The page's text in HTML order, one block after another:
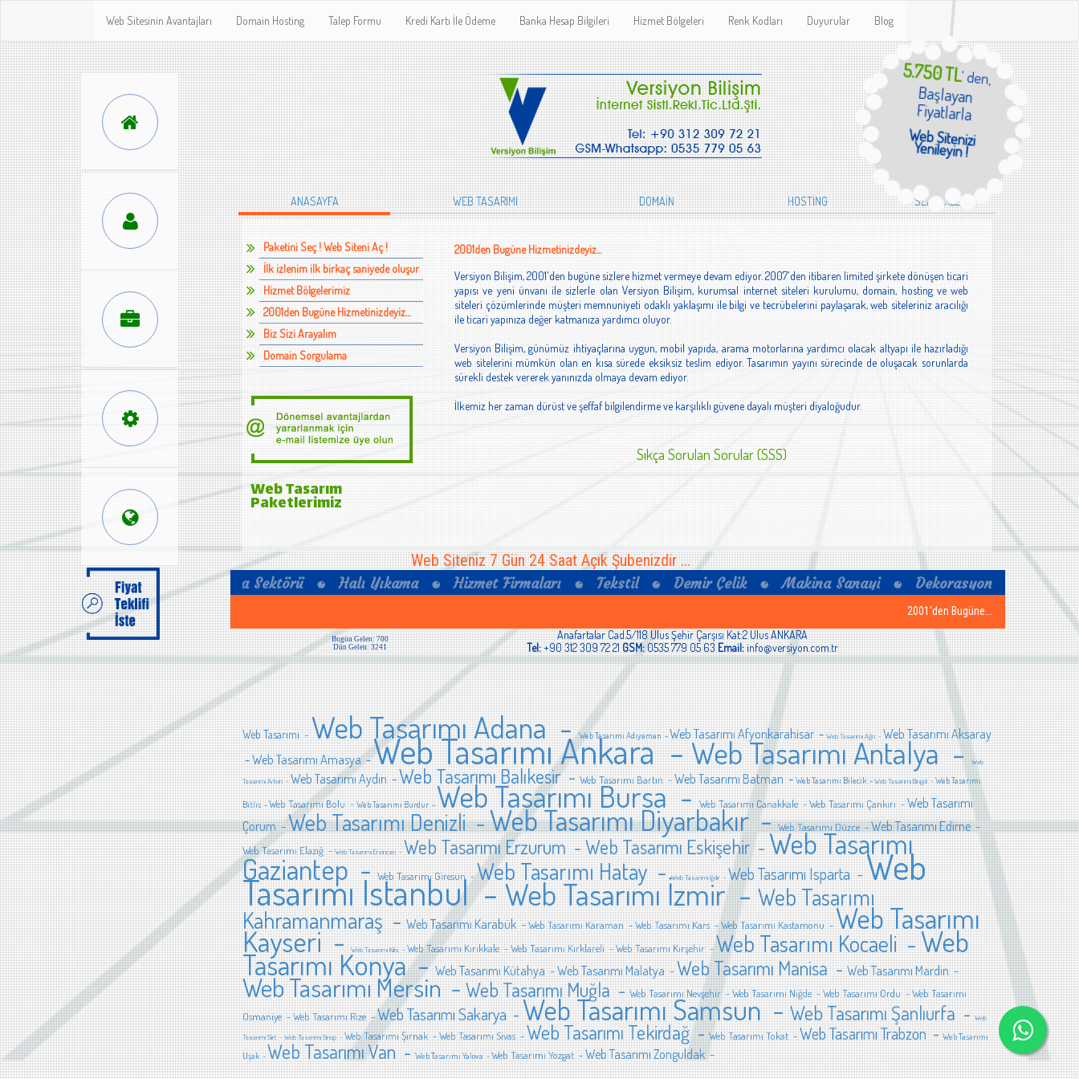
5.750 TL' den,
Başlayan
Fiyatlarla
Web Sitenizi
Yenileyin !
Web Sitesinin Avantajları Domain Hosting Talep Formu Kredi Kartı İle Ödeme Banka Hesap Bilgileri Hizmet Bölgeleri Renk Kodları Duyurular Blog
ANASAYFA WEB TASARIMI DOMAİN HOSTİNG SEKTÖRLER
Paketini Seç ! Web Siteni Aç !
İlk izlenim ilk birkaç saniyede oluşur
Hizmet Bölgelerimiz
2001den Bugüne Hizmetinizdeyiz...
Biz Sizi Arayalım
Domain Sorgulama
Web Tasarım
Paketlerimiz
2001den Bugüne Hizmetinizdeyiz...
Versiyon Bilişim, 2001'den bugüne sizlere hizmet vermeye devam ediyor. 2007'den itibaren limited şirkete dönüşen ticari
yapısı ve yeni ünvanı ile sizlerle olan Versiyon Bilişim, kurumsal internet siteleri kurulumu, domain, hosting ve web
siteleri çözümlerinde müşteri memnuniyeti odaklı yaklaşımı ile bilgi ve tecrübelerini paylaşarak, web siteleriniz aracılığı
ile ticari yapınıza değer katmanıza yardımcı oluyor.
Versiyon Bilişim, günümüz ihtiyaçlarına uygun, mobil yapıda, arama motorlarına yardımcı olacak altyapı ile hazırladığı
web sitelerini mümkün olan en kısa sürede eksiksiz teslim ediyor. Tasarımın yayını sürecinde de oluşacak sorunlarda
sürekli destek vererek yanınızda olmaya devam ediyor.
İlkemiz her zaman dürüst ve şeffaf bilgilendirme ve karşılıklı güvene dayalı müşteri diyaloğudur.
Sıkça Sorulan Sorular (SSS)
Web Siteniz 7 Gün 24 Saat Açık Şubenizdir ...
2001'den Bugüne...
Anafartalar Cad.5/118 Ulus Şehir Çarşısı Kat:2 Ulus ANKARA
Tel:+90 312 309 72 21GSM:0535 779 05 63Email:info@versiyon.com.tr
Web Tasarımı -Web Tasarımı Adana -Web Tasarımı Adıyaman -Web Tasarımı Afyonkarahisar -Web Tasarımı Ağrı -Web Tasarımı Aksaray
-Web Tasarımı Amasya -Web Tasarımı Ankara -Web Tasarımı Antalya -Web
Tasarımı Artvin -Web Tasarımı Aydın -Web Tasarımı Balıkesir -Web Tasarımı Bartın -Web Tasarımı Batman -Web Tasarımı Bilecik -Web Tasarımı Bingöl -Web Tasarımı
Bitlis -Web Tasarımı Bolu -Web Tasarımı Burdur -Web Tasarımı Bursa -Web Tasarımı Canakkale -Web Tasarımı Çankırı -Web Tasarımı
Çorum -Web Tasarımı Denizli -Web Tasarımı Diyarbakır -Web Tasarımı Düzce -Web Tasarımı Edirne -
Web Tasarımı Elazığ -Web Tasarımı Erzincan -Web Tasarımı Erzurum -Web Tasarımı Eskişehir -Web Tasarımı
Gaziantep -Web Tasarımı Giresun -Web Tasarımı Hatay -Web Tasarımı Iğdır -Web Tasarımı Isparta -Web
Tasarımı Istanbul -Web Tasarımı İzmir -Web Tasarımı
Kahramanmaraş -Web Tasarımı Karabük -Web Tasarımı Karaman -Web Tasarımı Kars -Web Tasarımı Kastamonu -Web Tasarımı
Kayseri -Web Tasarımı Kilis -Web Tasarımı Kırıkkale -Web Tasarımı Kırklareli -Web Tasarımı Kırşehir -Web Tasarımı Kocaeli -Web
Tasarımı Konya -Web Tasarımı Kütahya -Web Tasarımı Malatya -Web Tasarımı Manisa -Web Tasarımı Mardin -
Web Tasarımı Mersin -Web Tasarımı Muğla -Web Tasarımı Nevşehir -Web Tasarımı Niğde -Web Tasarımı Ordu -Web Tasarımı
Osmaniye -Web Tasarımı Rize -Web Tasarımı Sakarya -Web Tasarımı Samsun -Web Tasarımı Şanlıurfa -Web
Tasarımı Siirt -Web Tasarımı Sinop -Web Tasarımı Şırnak -Web Tasarımı Sivas -Web Tasarımı Tekirdağ -Web Tasarımı Tokat -Web Tasarımı Trabzon -Web Tasarımı
Uşak -Web Tasarımı Van -Web Tasarımı Yalova -Web Tasarımı Yozgat -Web Tasarımı Zonguldak -